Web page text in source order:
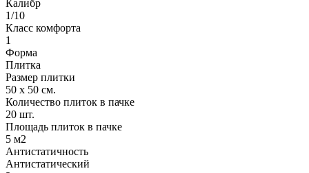
Калибр
1/10
Класс комфорта
1
Форма
Плитка
Размер плитки
50 х 50 см.
Количество плиток в пачке
20 шт.
Площадь плиток в пачке
5 м2
Антистатичность
Антистатический